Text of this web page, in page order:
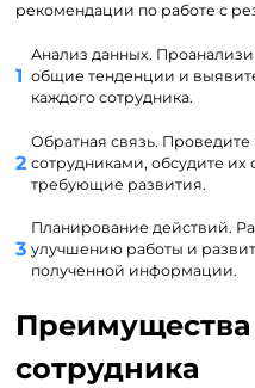
рекомендации по работе с
Анализ данных.
общие тенденции и
каждого сотрудника.
Обратная связь.
сотрудниками, обсудите их
требующие развития.
Планирование действий.
улучшению работы и
полученной информации.
сотрудника